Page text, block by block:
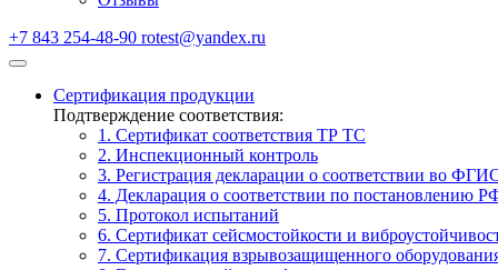
+7 843 254-48-90 rotest@yandex.ru
Сертификация продукции
Подтверждение соответствия:
1. Сертификат соответствия ТР ТС
2. Инспекционный контроль
3. Регистрация декларации о соответствии во
4. Декларация о соответствии по постановлению
5. Протокол испытаний
6. Сертификат сейсмостойкости и
7. Сертификация взрывозащищенного